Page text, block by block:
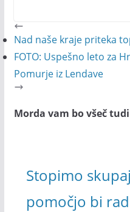
Nad naše kraje priteka
FOTO: Uspešno leto za
Pomurje iz Lendave
Morda vam bo všeč tudi
Stopimo
pomočjo bi